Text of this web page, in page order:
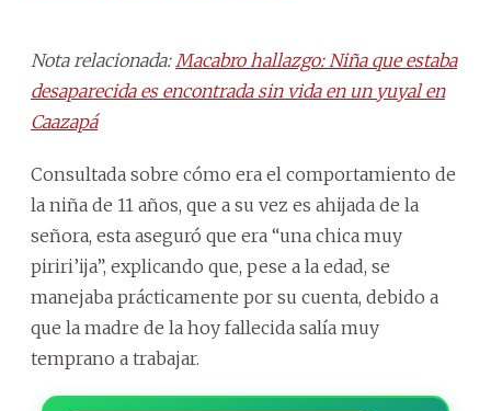
Nota relacionada: Macabro hallazgo: Niña que estaba
desaparecida es encontrada sin vida en un yuyal en
Caazapá
Consultada sobre cómo era el comportamiento de
la niña de 11 años, que a su vez es ahijada de la
señora, esta aseguró que era “una chica muy
piriri’ija”, explicando que, pese a la edad, se
manejaba prácticamente por su cuenta, debido a
que la madre de la hoy fallecida salía muy
temprano a trabajar.